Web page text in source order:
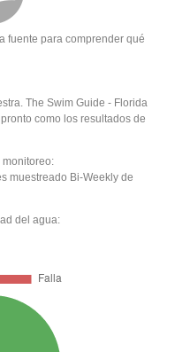
fuente para comprender qué
The Swim Guide - Florida
como los resultados de
monitoreo:
muestreado Bi-Weekly de
del agua: